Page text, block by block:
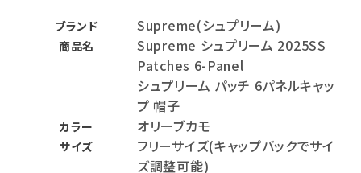
ブランド Supreme(シュプリーム)
商品名
Supreme シュプリーム 2025SS
Patches 6-Panel
シュプリーム パッチ 6パネルキャッ
プ 帽子
カラー オリーブカモ
サイズ
フリーサイズ(キャップバックでサイ
ズ調整可能)